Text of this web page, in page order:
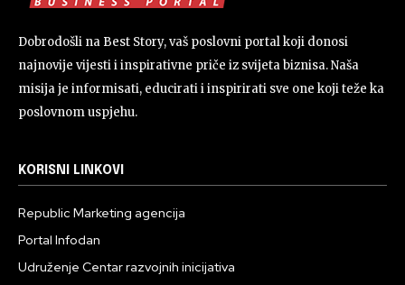
Dobrodošli na Best Story, vaš poslovni portal koji donosi
najnovije vijesti i inspirativne priče iz svijeta biznisa. Naša
misija je informisati, educirati i inspirirati sve one koji teže ka
poslovnom uspjehu.
KORISNI LINKOVI
Republic Marketing agencija
Portal Infodan
Udruženje Centar razvojnih inicijativa